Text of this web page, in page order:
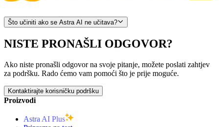
Što učiniti ako se Astra AI ne učitava?
NISTE PRONAŠLI ODGOVOR?
Ako niste pronašli odgovor na svoje pitanje, možete poslati zahtjev
za podršku. Rado ćemo vam pomoći što je prije moguće.
Kontaktirajte korisničku podršku
Proizvodi
Astra AI Plus